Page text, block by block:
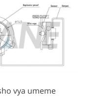
vya umeme